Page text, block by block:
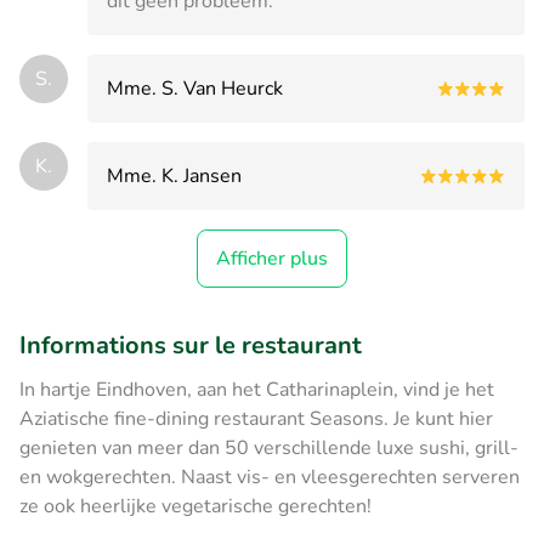
S. Mme. S. Van Heurck
K. Mme. K. Jansen
Afficher plus
Informations sur le restaurant
In hartje Eindhoven, aan het Catharinaplein, vind je het
Aziatische fine-dining restaurant Seasons. Je kunt hier
genieten van meer dan 50 verschillende luxe sushi, grill-
en wokgerechten. Naast vis- en vleesgerechten serveren
ze ook heerlijke vegetarische gerechten!